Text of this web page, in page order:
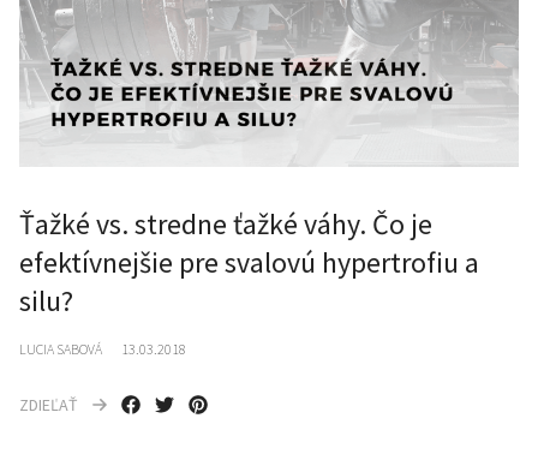
Ťažké vs. stredne ťažké váhy. Čo je
efektívnejšie pre svalovú hypertrofiu a
silu?
LUCIA SABOVÁ 13.03.2018
ZDIEĽAŤ